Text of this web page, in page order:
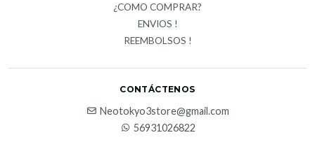
¿COMO COMPRAR?
ENVIOS !
REEMBOLSOS !
CONTÁCTENOS
Neotokyo3store@gmail.com
56931026822